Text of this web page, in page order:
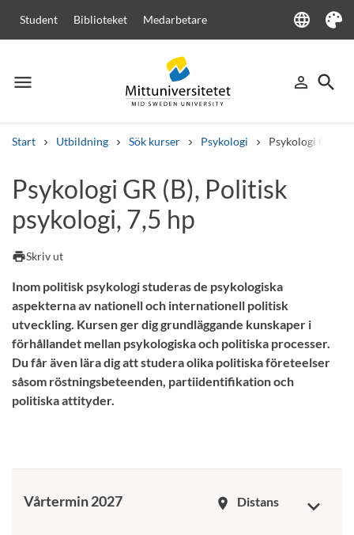
Student Biblioteket Medarbetare language
Language
Tema
menu
Meny person_outline
Logga in
search
Sök
Start Utbildning Sök kurser Psykologi Psykologi GR
Andra söktjänster
Kurser och program Kursplaner
Lediga jobb
Psykologi GR (B), Politisk
psykologi, 7,5 hp
printSkriv ut
Inom politisk psykologi studeras de psykologiska
aspekterna av nationell och internationell politisk
utveckling. Kursen ger dig grundläggande kunskaper i
förhållandet mellan psykologiska och politiska processer.
Du får även lära dig att studera olika politiska företeelser
såsom röstningsbeteenden, partiidentifikation och
politiska attityder.
Vårtermin 2027 room Distans